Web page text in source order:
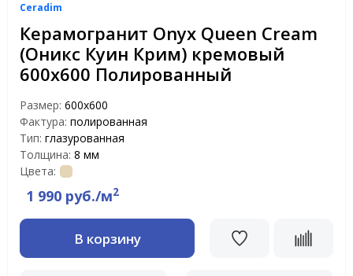
Ceradim
Керамогранит Onyx Queen Cream
(Оникс Куин Крим) кремовый
600x600 Полированный
Размер: 600x600
Фактура: полированная
Тип: глазурованная
Толщина: 8 мм
Цвета:
1 990 руб./м2
В корзину